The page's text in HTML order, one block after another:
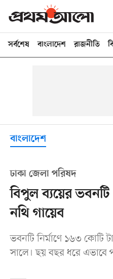
সর্বশেষ বাংলাদেশ রাজনীতি
বাংলাদেশ
ঢাকা জেলা পরিষদ
বিপুল ব্যয়ের
নথি গায়েব
ভবনটি নির্মাণে ১৬৩ কোটি
সালে। ছয় বছর ধরে